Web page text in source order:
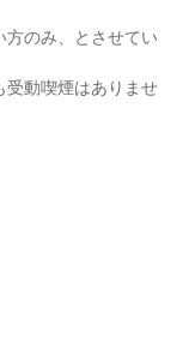
方のみ、とさせてい
受動喫煙はありませ